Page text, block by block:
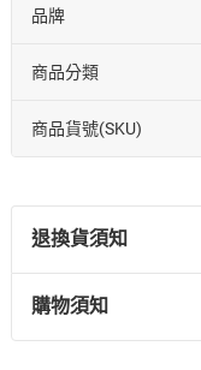
品牌
商品分類
商品貨號(SKU)
退換貨須知
退換貨規定：
(一)依消費者
購物須知